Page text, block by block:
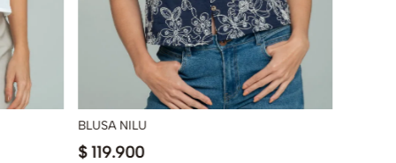
BLUSA NILU
$ 119.900